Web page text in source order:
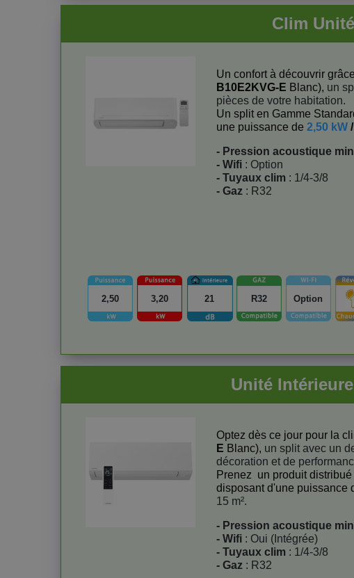
Clim
Un confort à découvrir
B10E2KVG-E Blanc), un
pièces de votre habitation.
Un split en Gamme
une puissance de 2,50 kW /
- Pression acoustique
- Wifi : Option
- Tuyaux clim : 1/4-3/8
- Gaz : R32
2,50 3,20 Option
21 R32
Unité
Optez dès ce jour pour la
E Blanc), un split avec un
décoration et de
Prenez un produit
disposant d'une puissance
15 m².
- Pression acoustique
- Wifi : Oui (Intégrée)
- Tuyaux clim : 1/4-3/8
- Gaz : R32